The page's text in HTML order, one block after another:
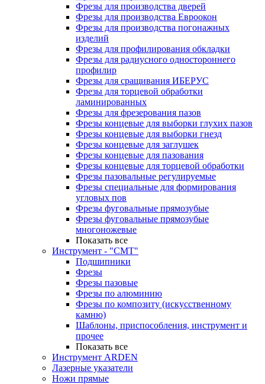
Фрезы для производства дверей
Фрезы для производства Евроокон
Фрезы для производства погонажных
изделий
Фрезы для профилирования обкладки
Фрезы для радиусного одностороннего
профилир
Фрезы для сращивания ИБЕРУС
Фрезы для торцевой обработки
ламинированных
Фрезы для фрезерования пазов
Фрезы концевые для выборки глухих пазов
Фрезы концевые для выборки гнезд
Фрезы концевые для заглушек
Фрезы концевые для пазования
Фрезы концевые для торцевой обработки
Фрезы пазовальные регулируемые
Фрезы специальные для формирования
угловых пов
Фрезы фуговальные прямозубые
Фрезы фуговальные прямозубые
многоножевые
Показать все
Инструмент - "СМТ"
Подшипники
Фрезы
Фрезы пазовые
Фрезы по алюминию
Фрезы по композиту (искусственному
камню)
Шаблоны, приспособления, инструмент и
прочее
Показать все
Инструмент ARDEN
Лазерные указатели
Ножи прямые